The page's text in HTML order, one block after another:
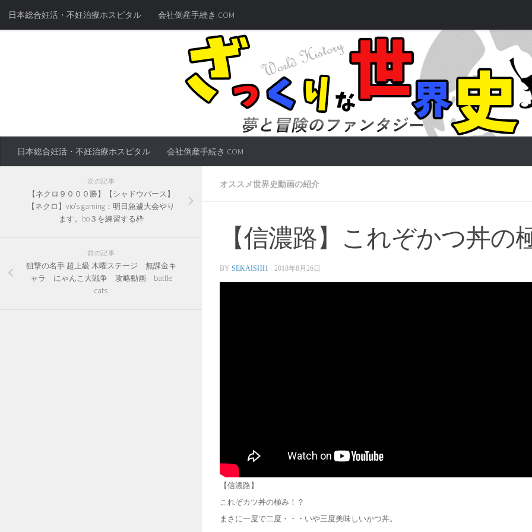
日本総合妊活・不妊治療ホスピタル 会社倒産手続き.COM
日本総合妊活・不妊治療ホスピタル 会社倒産手続き.COM
オススメ世界史動画の紹介
【信濃路】これぞかつ丼の
BY SEKAISHI1 · 2018年8月26日
【信濃路】
これぞカツ丼の極み！？
まさに一度で二度・・・いや三度美味しいかつ丼。
次の記事
【ネクロ９０００勝】【シャドウバース】
【ネクロ】vio’s gaming：明日急遽大会やり
ます。bo３を練習する枠
前の記事
狙撃の名手 超上級 木曜ステージ 無課金キ
ャラ にゃんこ大戦争 攻略動画 battle
cats